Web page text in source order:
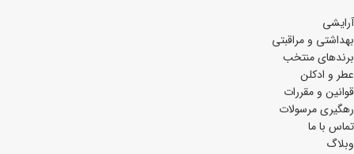
آرایشی
بھداشتی و مراقبتی
برندهای منتخب
عطر و ادکلن
قوانین و مقررات
رهگیری مرسولات
تماس با ما
وبلاگ